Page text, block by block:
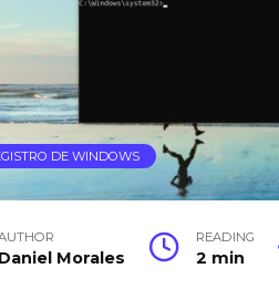
DE WINDOWS
Daniel Morales
READING
2 min